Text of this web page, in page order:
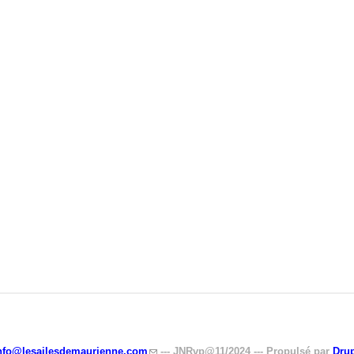
(link sends e-mail)
--- JNRvp@11/2024 --- Propulsé par